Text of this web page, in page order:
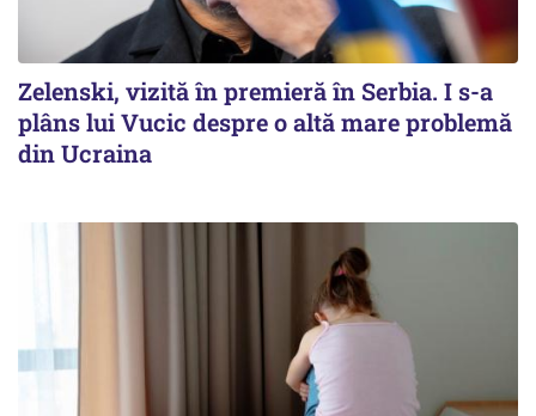
Zelenski, vizită în premieră în Serbia. I s-a
plâns lui Vucic despre o altă mare problemă
din Ucraina